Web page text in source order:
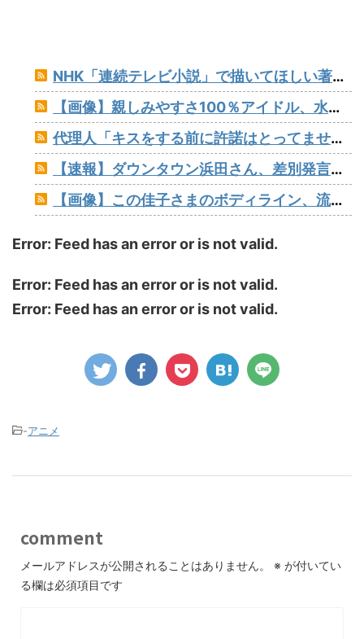
NHK「連続テレビ小説」で描いてほしい著名人【朝ドラ】
【画像】親しみやすさ100％アイドル、水着グラビアでセクシー撮wwwアプガ鍛治島彩、「週刊プレイボーイ」で美スタイルを大解放！！！
代理人「キスをする前に許諾はとってませんね？」ジャンポケ斎藤「今までこれからキスしますなんて宣言することなかったので」
【速報】ダウンタウン浜田さん、差別発言と受け取られる一言で炎上www
【画像】この佳子さまのボディライン、流石にエチエチすぎやろ！
Error: Feed has an error or is not valid.
Error: Feed has an error or is not valid.
Error: Feed has an error or is not valid.
-アニメ
comment
メールアドレスが公開されることはありません。 ※ が付いてい
る欄は必須項目です